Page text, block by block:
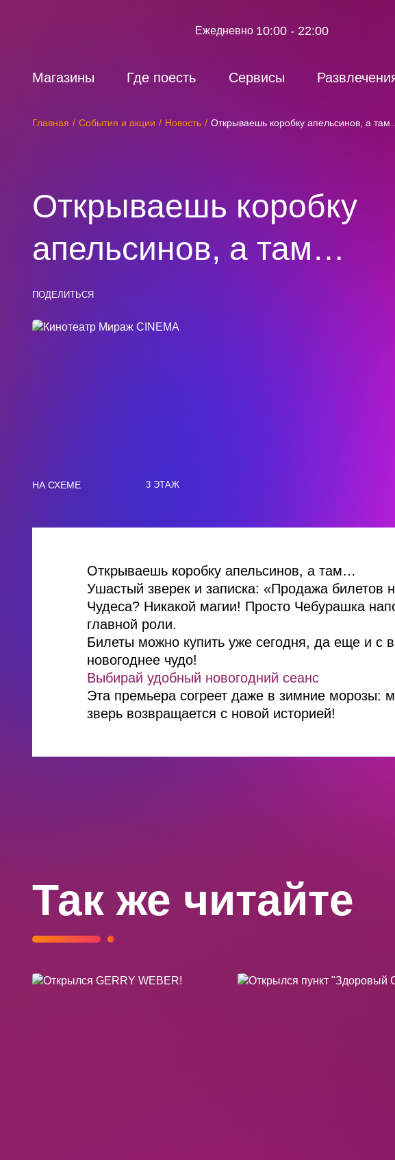
Ежедневно 10:00 - 22:00
Магазины Где поесть Сервисы
Главная События и акции Новость Открываешь коробку апельсинов, а там…
Открываешь коробку
апельсинов, а там…
ПОДЕЛИТЬСЯ
НА СХЕМЕ 3 ЭТАЖ
Открываешь коробку апельсинов, а там…
Ушастый зверек и записка: «Продажа билетов
Чудеса? Никакой магии! Просто Чебурашка
главной роли.
Билеты можно купить уже сегодня, да еще и с
новогоднее чудо!
Выбирай удобный новогодний сеанс
Эта премьера согреет даже в зимние морозы:
зверь возвращается с новой историей!
Так же читайте